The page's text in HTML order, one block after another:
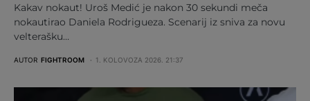
Kakav nokaut! Uroš Medić je nakon 30 sekundi meča
nokautirao Daniela Rodrigueza. Scenarij iz sniva za novu
velterašku…
AUTOR FIGHTROOM 1. KOLOVOZA 2026. 21:37